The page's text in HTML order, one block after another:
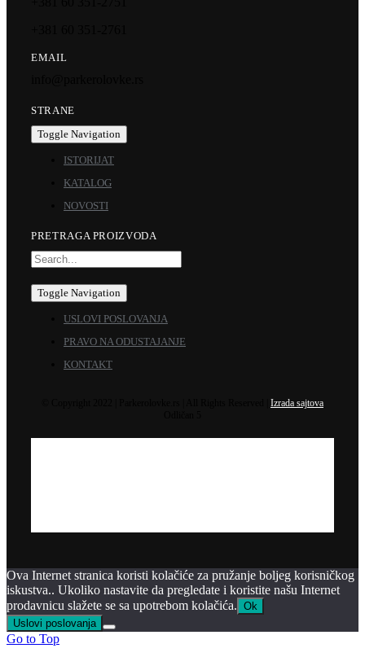
EMAIL
STRANE
Toggle Navigation
ISTORIJAT
KATALOG
NOVOSTI
PRETRAGA PROIZVODA
Toggle Navigation
USLOVI POSLOVANJA
PRAVO NA ODUSTAJANJE
KONTAKT
Izrada sajtova
Ova Internet stranica koristi kolačiće za pružanje boljeg korisničkog
iskustva.. Ukoliko nastavite da pregledate i koristite našu Internet
prodavnicu slažete se sa upotrebom kolačića. Ok
Uslovi poslovanja
Go to Top